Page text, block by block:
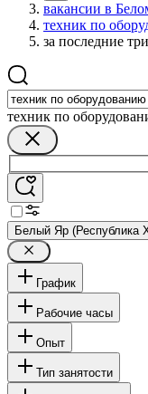
вакансии в
техник по
за последние
техник по
Белый Яр (Республика
График
Рабочие часы
Опыт
Тип занятости